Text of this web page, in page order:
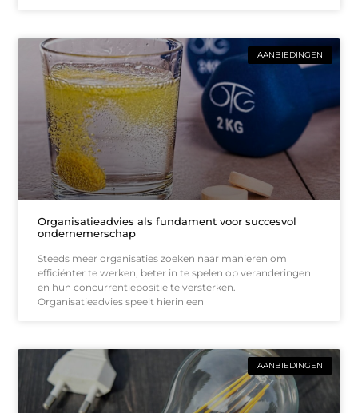
AANBIEDINGEN
Organisatieadvies als fundament voor succesvol
ondernemerschap
Steeds meer organisaties zoeken naar manieren om
efficiënter te werken, beter in te spelen op veranderingen
en hun concurrentiepositie te versterken.
Organisatieadvies speelt hierin een
AANBIEDINGEN